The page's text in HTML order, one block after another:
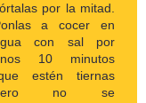
por la mitad.
a cocer en
con sal por
10 minutos
estén tiernas
no se